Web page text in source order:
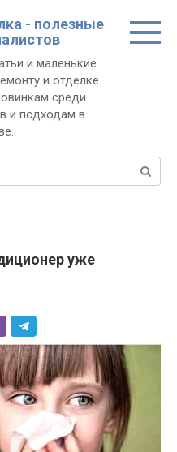
- полезные
и маленькие
и отделке.
среди
и подходам в
уже